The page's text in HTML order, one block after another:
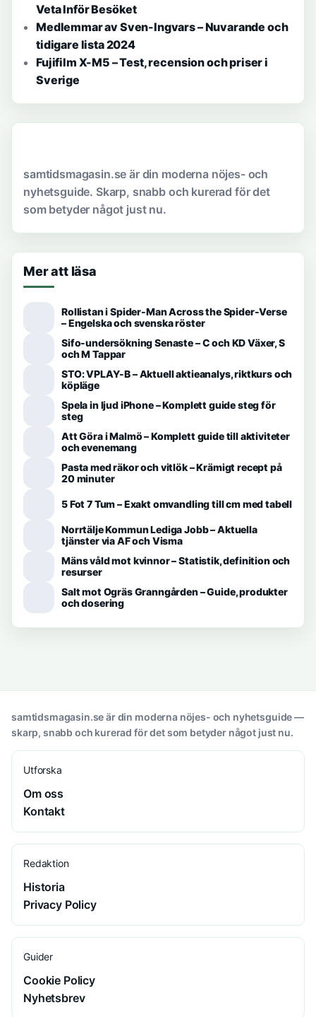
Veta Inför Besöket
Medlemmar av Sven-Ingvars – Nuvarande och
tidigare lista 2024
Fujifilm X-M5 – Test, recension och priser i
Sverige
samtidsmagasin.se är din moderna nöjes- och
nyhetsguide. Skarp, snabb och kurerad för det
som betyder något just nu.
Mer att läsa
Rollistan i Spider-Man Across the Spider-Verse
– Engelska och svenska röster
Sifo-undersökning Senaste – C och KD Växer, S
och M Tappar
STO: VPLAY-B – Aktuell aktieanalys, riktkurs och
köpläge
Spela in ljud iPhone – Komplett guide steg för
steg
Att Göra i Malmö – Komplett guide till aktiviteter
och evenemang
Pasta med räkor och vitlök – Krämigt recept på
20 minuter
5 Fot 7 Tum – Exakt omvandling till cm med tabell
Norrtälje Kommun Lediga Jobb – Aktuella
tjänster via AF och Visma
Mäns våld mot kvinnor – Statistik, definition och
resurser
Salt mot Ogräs Granngården – Guide, produkter
och dosering
samtidsmagasin.se är din moderna nöjes- och nyhetsguide —
skarp, snabb och kurerad för det som betyder något just nu.
Utforska
Om oss
Kontakt
Redaktion
Historia
Privacy Policy
Guider
Cookie Policy
Nyhetsbrev